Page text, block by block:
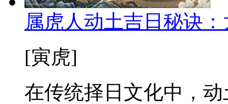
属虎人动土吉日秘诀
[寅虎]
在传统择日文化中，